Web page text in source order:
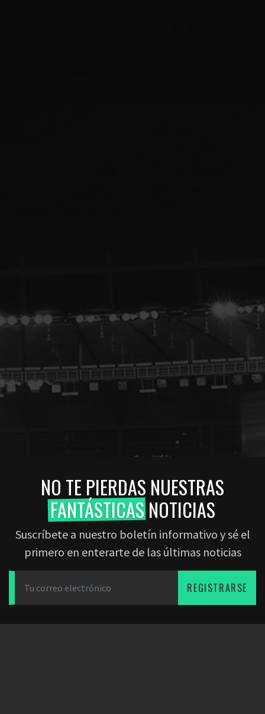
NO TE PIERDAS NUESTRAS
FANTÁSTICASNOTICIAS
Suscríbete a nuestro boletín informativo y sé el
primero en enterarte de las últimas noticias
REGISTRARSE